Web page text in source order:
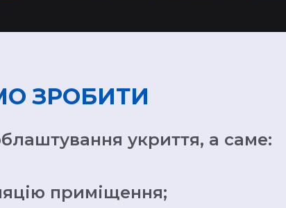
ЗРОБИТИ
укриття, а саме:
приміщення;